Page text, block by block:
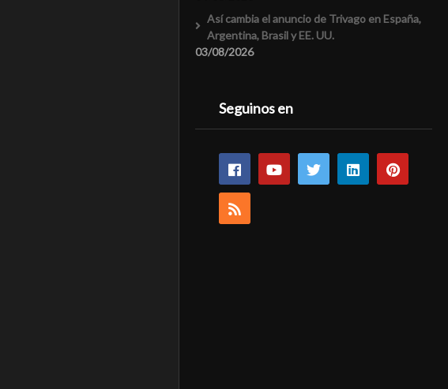
Así cambia el anuncio de Trivago en España,
Argentina, Brasil y EE. UU.
03/08/2026
Seguinos en